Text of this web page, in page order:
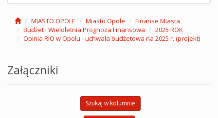
MIASTO OPOLE Miasto Opole
Finanse Miasta
Budżet i Wieloletnia Prognoza Finansowa
2025 ROK
Opinia RIO w Opolu - uchwała budżetowa na 2025 r. (projekt)
Załączniki
Szukaj w kolumnie